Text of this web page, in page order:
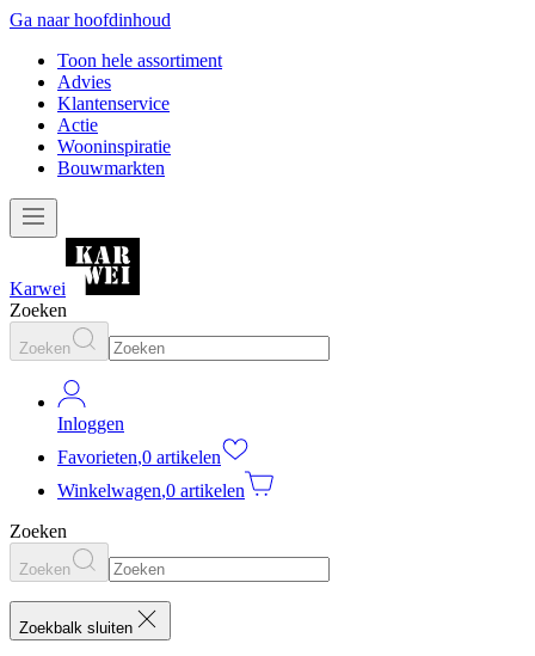
Ga naar hoofdinhoud
Toon hele assortiment
Advies
Klantenservice
Actie
Wooninspiratie
Bouwmarkten
Karwei
Zoeken
Zoeken
Inloggen
Favorieten,0 artikelen
Winkelwagen,0 artikelen
Zoeken
Zoeken
Zoekbalk sluiten